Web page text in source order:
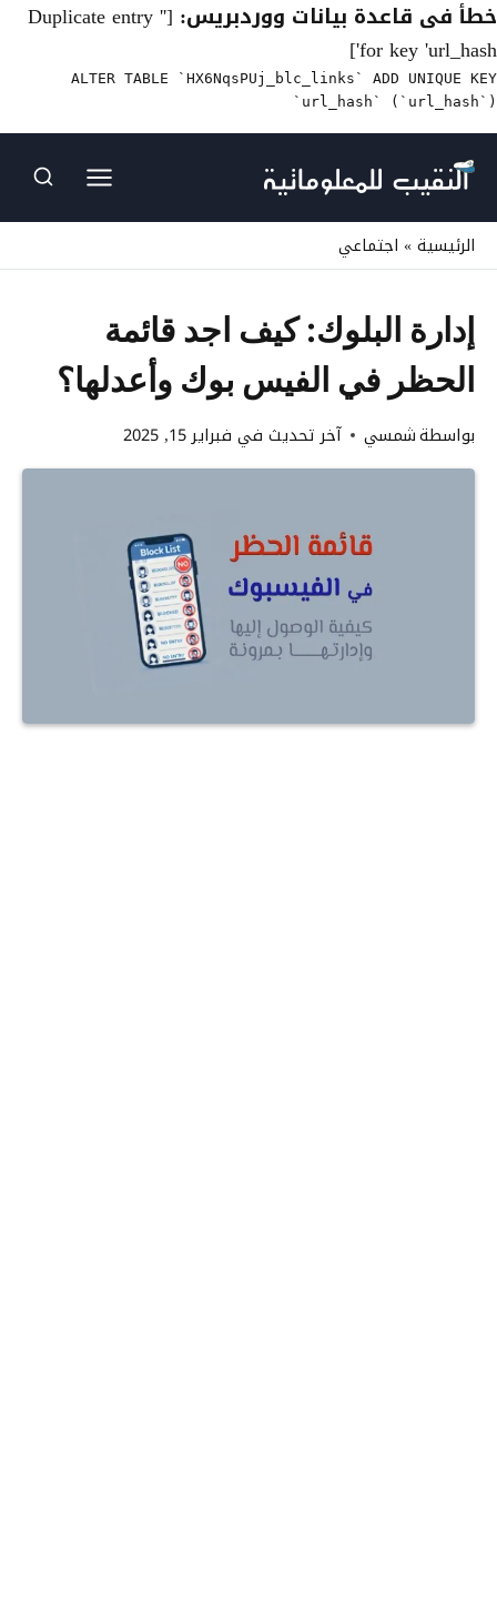
خطأ فى قاعدة بيانات ووردبريس: [Duplicate entry ''
for key 'url_hash']
ALTER TABLE `HX6NqsPUj_blc_links` ADD UNIQUE KEY
`url_hash` (`url_hash`)
إلى
المحتوى
الرئيسية» اجتماعي
إدارة البلوك: كيف اجد قائمة
الحظر في الفيس بوك وأعدلها؟
بواسطةشمسي آخر تحديث في فبراير 15, 2025